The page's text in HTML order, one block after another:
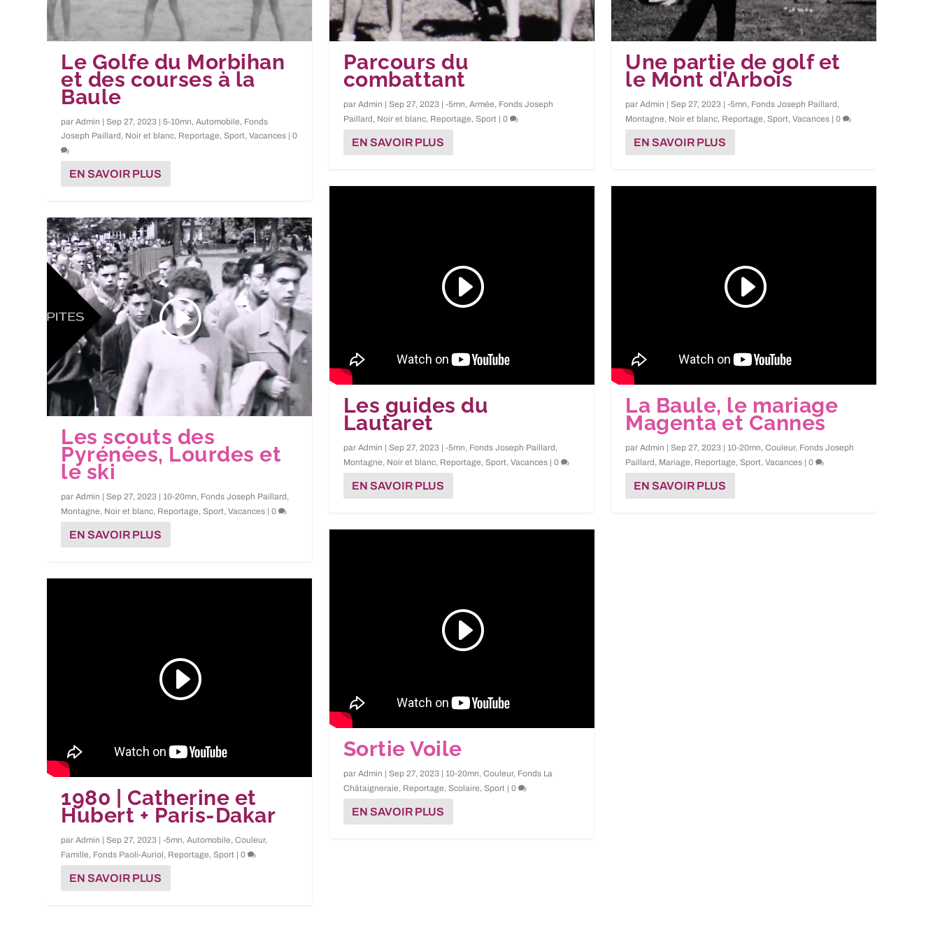
Le Golfe du Morbihan
et des courses à la
Baule
parAdmin |Sep 27, 2023 |5-10mn,Automobile, Fonds
Joseph Paillard, Noir et blanc, Reportage,Sport,Vacances |0
EN SAVOIR PLUS
Les scouts des
Pyrénées, Lourdes et
le ski
parAdmin |Sep 27, 2023 | 10-20mn, Fonds Joseph Paillard,
Montagne, Noir et blanc, Reportage,Sport,Vacances |0
EN SAVOIR PLUS
1980 | Catherine et
Hubert + Paris-Dakar
parAdmin |Sep 27, 2023 |-5mn,Automobile,Couleur,
Famille, Fonds Paoli-Auriol, Reportage,Sport |0
EN SAVOIR PLUS
Parcours du
combattant
par Admin | Sep 27, 2023| -5mn, Armée, Fonds Joseph
Paillard, Noir et blanc, Reportage, Sport| 0
EN SAVOIR PLUS
Les guides du
Lautaret
par Admin | Sep 27, 2023| -5mn, Fonds Joseph Paillard,
Montagne, Noir et blanc, Reportage, Sport, Vacances| 0
EN SAVOIR PLUS
Sortie Voile
par Admin | Sep 27, 2023| 10-20mn, Couleur, Fonds La
Châtaigneraie, Reportage, Scolaire, Sport | 0
EN SAVOIR PLUS
Une partie de golf et
le Mont d’Arbois
parAdmin |Sep 27, 2023 |-5mn, Fonds Joseph Paillard,
Montagne, Noir et blanc, Reportage,Sport,Vacances |0
EN SAVOIR PLUS
La Baule, le mariage
Magenta et Cannes
parAdmin |Sep 27, 2023 | 10-20mn,Couleur, Fonds Joseph
Paillard, Mariage, Reportage,Sport,Vacances |0
EN SAVOIR PLUS